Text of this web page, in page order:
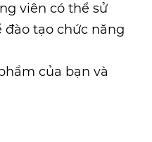
viên có thể sử
tạo chức năng
của bạn và